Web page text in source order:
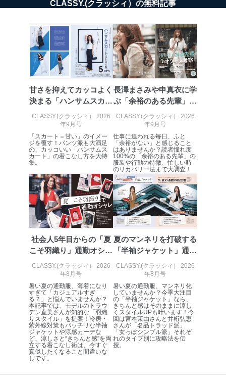
CLASSY.(クラッシィ）の無料記事
甘さを抑えてカッコよく
決まる「ハンサムスカー
ト」着こなし術
CLASSY.(クラッシィ） 2026
年9月号
「スカート＝甘い」のイメー
ジを覆す！パンツ派も大満足
の、カッコいい「ハンサムス
カート」の着こなし方を大特
集。
長澤まさみや申真衣に学
ぶ「余裕のある先輩」の
オシャレ考察
CLASSY.(クラッシィ） 2026
年9月号
仕事に追われる毎日、ふと
「余裕がない」と感じること
はありませんか？読者憧れ度
100%の「余裕のある先輩」の
服装や行動の特徴、忙しい時
のリカバリー法まで大調査！
社会人5年目からの「夏
こそ羽織り」通勤オシャ
レ術
CLASSY.(クラッシィ） 2026
年8月号
暑い夏の通勤服、薄着になり
すぎて「カジュアルすぎ
る？」と悩んでいませんか？
本記事では、モデルのトラウ
デン直美さんが知的な「羽織
りスタイル」を提案！冷房・
紫外線対策もバッチリな半袖
ジャケットや涼感カーデな
ど、涼しさと“きちんと感”を両
立する着こなし術は、今すぐ
真似したくなること間違いな
しです。
夏のマンネリを打破する
「半袖ジャケット」通勤
コーデ
CLASSY.(クラッシィ） 2026
年8月号
暑い夏の通勤服、マンネリ化
していませんか？今季大注目
の「半袖ジャケット」なら、
きちんと感はそのままに涼し
くスタイルUPも叶います！今
回は宮本茉由さんと井桁弘恵
さんが「名品トラッド派」
「女っぽシンプル派」それぞ
れのタイプ別に攻略法を伝
授。